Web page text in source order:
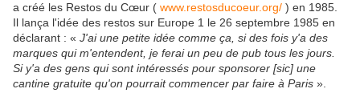
a créé les Restos du Cœur ( www.restosducoeur.org/ ) en 1985.
Il lança l'idée des restos sur Europe 1 le 26 septembre 1985 en
déclarant : « J'ai une petite idée comme ça, si des fois y'a des
marques qui m'entendent, je ferai un peu de pub tous les jours.
Si y'a des gens qui sont intéressés pour sponsorer [sic] une
cantine gratuite qu'on pourrait commencer par faire à Paris ».